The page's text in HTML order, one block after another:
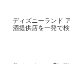
ディズニーランド
酒提供店を一発で検